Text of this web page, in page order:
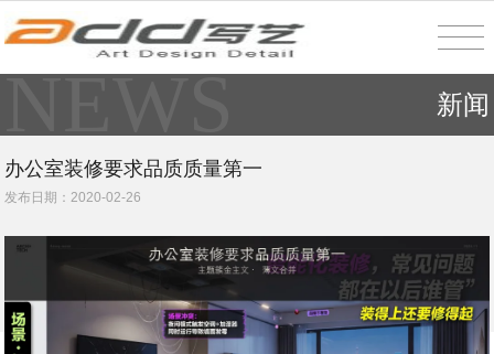
新闻
NEWS
办公室装修要求品质质量第一
发布日期：2020-02-26